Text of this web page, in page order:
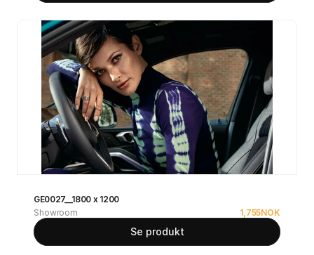
GE0027__1800 x 1200
Showroom
1,755NOK
Se produkt